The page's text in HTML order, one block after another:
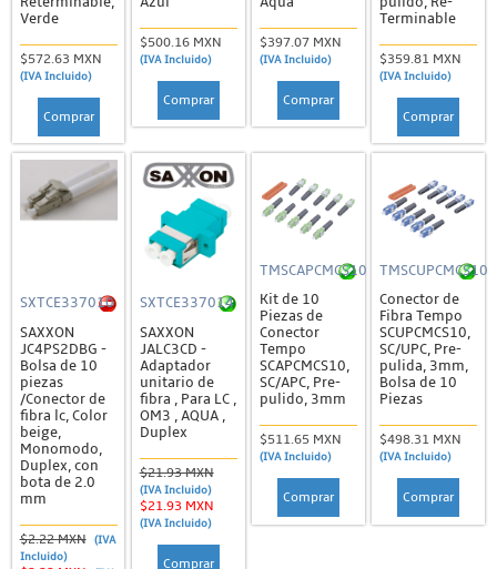
Verde
$572.63 MXN
(IVA Incluido)
Comprar
$500.16 MXN
(IVA Incluido)
Comprar
$397.07 MXN
(IVA Incluido)
Comprar
Terminable
$359.81 MXN
(IVA Incluido)
Comprar
SXTCE337010
SAXXON
JC4PS2DBG -
Bolsa de 10
piezas
/Conector de
fibra lc, Color
beige,
Monomodo,
Duplex, con
bota de 2.0
mm
$2.22 MXN
(IVA
Incluido)
SXTCE337014
SAXXON
JALC3CD -
Adaptador
unitario de
fibra , Para LC ,
OM3 , AQUA ,
Duplex
$21.93 MXN
(IVA Incluido)
$21.93 MXN
(IVA Incluido)
Comprar
TMSCAPCMCS10
Kit de 10
Piezas de
Conector
Tempo
SCAPCMCS10,
SC/APC, Pre-
pulido, 3mm
$511.65 MXN
(IVA Incluido)
Comprar
TMSCUPCMCS10
Conector de
Fibra Tempo
SCUPCMCS10,
SC/UPC, Pre-
pulida, 3mm,
Bolsa de 10
Piezas
$498.31 MXN
(IVA Incluido)
Comprar